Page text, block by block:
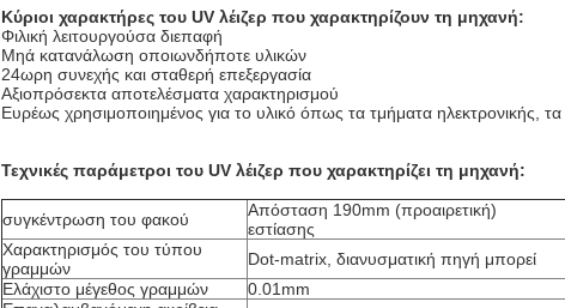
Κύριοι χαρακτήρες του UV λέιζερ που χαρακτηρίζουν τη μηχανή:
Φιλική λειτουργούσα διεπαφή
Μηά κατανάλωση οποιωνδήποτε υλικών
24ωρη συνεχής και σταθερή επεξεργασία
Αξιοπρόσεκτα αποτελέσματα χαρακτηρισμού
Ευρέως χρησιμοποιημένος για το υλικό όπως τα τμήματα ηλεκτρονικής,
Τεχνικές παράμετροι του UV λέιζερ που χαρακτηρίζει τη μηχανή:
συγκέντρωση του φακού
Απόσταση 190mm (προαιρετική)
εστίασης
Χαρακτηρισμός του τύπου
γραμμών
Dot-matrix, διανυσματική πηγή μπορεί
Ελάχιστο μέγεθος γραμμών
0.01mm